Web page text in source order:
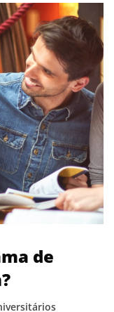
de